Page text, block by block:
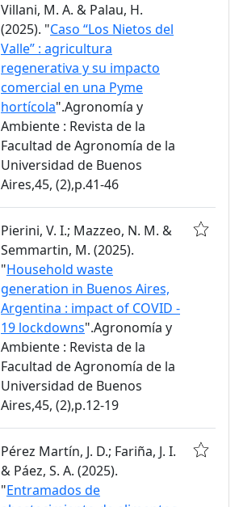
Villani, M. A. & Palau, H.
(2025). "Caso “Los Nietos del
Valle” : agricultura
regenerativa y su impacto
comercial en una Pyme
hortícola".Agronomía y
Ambiente : Revista de la
Facultad de Agronomía de la
Universidad de Buenos
Aires,45, (2),p.41-46
Pierini, V. I.; Mazzeo, N. M. &
Semmartin, M. (2025).
"Household waste
generation in Buenos Aires,
Argentina : impact of COVID -
19 lockdowns".Agronomía y
Ambiente : Revista de la
Facultad de Agronomía de la
Universidad de Buenos
Aires,45, (2),p.12-19
Pérez Martín, J. D.; Fariña, J. I.
& Páez, S. A. (2025).
"Entramados de